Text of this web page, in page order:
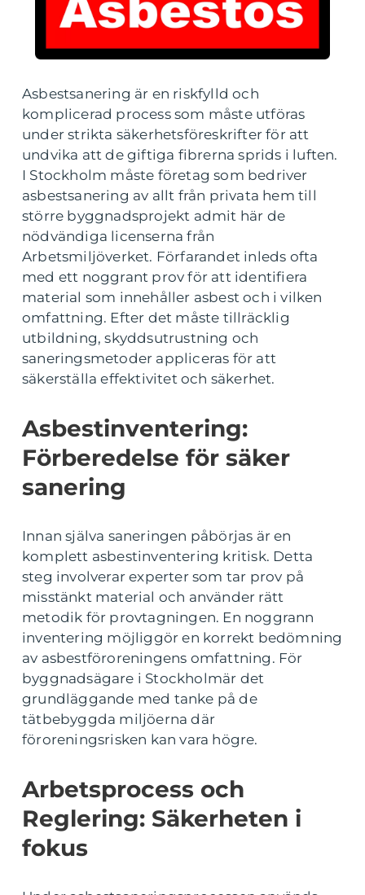
Asbestsanering är en riskfylld och
komplicerad process som måste utföras
under strikta säkerhetsföreskrifter för att
undvika att de giftiga fibrerna sprids i luften.
I Stockholm måste företag som bedriver
asbestsanering av allt från privata hem till
större byggnadsprojekt admit här de
nödvändiga licenserna från
Arbetsmiljöverket. Förfarandet inleds ofta
med ett noggrant prov för att identifiera
material som innehåller asbest och i vilken
omfattning. Efter det måste tillräcklig
utbildning, skyddsutrustning och
saneringsmetoder appliceras för att
säkerställa effektivitet och säkerhet.
Asbestinventering:
Förberedelse för säker
sanering
Innan själva saneringen påbörjas är en
komplett asbestinventering kritisk. Detta
steg involverar experter som tar prov på
misstänkt material och använder rätt
metodik för provtagningen. En noggrann
inventering möjliggör en korrekt bedömning
av asbestföroreningens omfattning. För
byggnadsägare i Stockholmär det
grundläggande med tanke på de
tätbebyggda miljöerna där
föroreningsrisken kan vara högre.
Arbetsprocess och
Reglering: Säkerheten i
fokus